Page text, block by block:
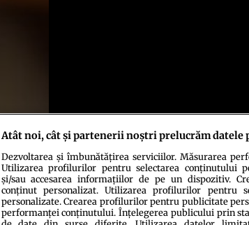
Atât noi, cât și partenerii noștri prelucrăm datele
Dezvoltarea și îmbunătățirea serviciilor. Măsurarea
Utilizarea profilurilor pentru selectarea conținutului
și/sau accesarea informațiilor de pe un dispozitiv.
conținut personalizat. Utilizarea profilurilor pentru
personalizate. Crearea profilurilor pentru publicitate
performanței conținutului. Înțelegerea publicului prin